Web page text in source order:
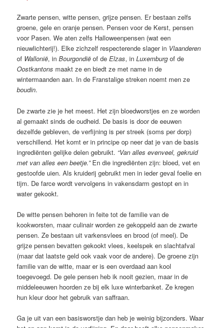
Zwarte pensen, witte pensen, grijze pensen. Er bestaan zelfs
groene, gele en oranje pensen. Pensen voor de Kerst, pensen
voor Pasen. We aten zelfs Halloweenpensen (wat een
nieuwlichterij!). Elke zichzelf respecterende slager in Vlaanderen
of Wallonië, inBourgondië of deElzas, inLuxemburg of de
Oostkantons maakt ze en biedt ze met name in de
wintermaanden aan. In de Franstalige streken noemt men ze
boudin.
De zwarte zie je het meest. Het zijn bloedworstjes en ze worden
al gemaakt sinds de oudheid. De basis is door de eeuwen
dezelfde gebleven, de verfijning is per streek (soms per dorp)
verschillend. Het komt er in principe op neer dat je van de basis
ingrediënten gelijke delen gebruikt. “Van alles evenveel, gekruid
met van alles een beetje.”En die ingrediënten zijn: bloed, vet en
gestoofde uien. Als kruiderij gebruikt men in ieder geval foelie en
tijm. De farce wordt vervolgens in vakensdarm gestopt en in
water gekookt.
De witte pensen behoren in feite tot de familie van de
kookworsten, maar culinair worden ze gekoppeld aan de zwarte
pensen. Ze bestaan uit varkensvlees en brood (of meel). De
grijze pensen bevatten gekookt vlees, keelspek en slachtafval
(maar dat laatste geld ook vaak voor de andere). De groene zijn
familie van de witte, maar er is een overdaad aan kool
toegevoegd. De gele pensen heb ik nooit gezien, maar in de
middeleeuwen hoorden ze bij elk luxe winterbanket. Ze kregen
hun kleur door het gebruik van saffraan.
Ga je uit van een basisworstje dan heb je weinig bijzonders. Waar